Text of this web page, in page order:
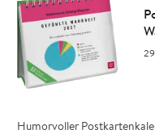
Humorvoller